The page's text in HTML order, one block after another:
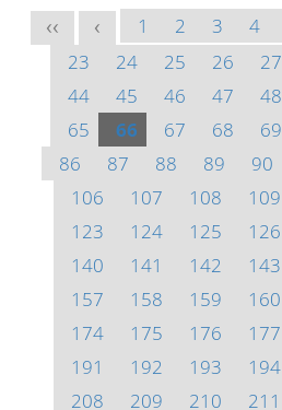
<< < 1 2 3 4
23
24 25 26 27
44
45 46 47 48
65
66 67 68 69
86
87 88 89 90
106
107 108 109
123
124 125 126
140
141 142 143
157
158 159 160
174
175 176 177
191
192 193 194
208
209 210 211